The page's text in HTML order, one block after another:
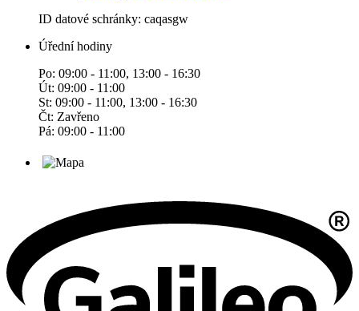
ID datové schránky: caqasgw
Úřední hodiny
Po: 09:00 - 11:00, 13:00 - 16:30
Út: 09:00 - 11:00
St: 09:00 - 11:00, 13:00 - 16:30
Čt: Zavřeno
Pá: 09:00 - 11:00